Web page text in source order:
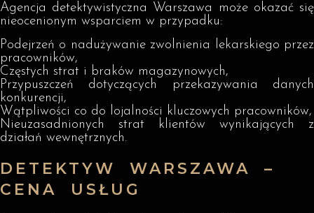
Agencja detektywistyczna Warszawa może okazać się
nieocenionym wsparciem w przypadku:
Podejrzeń o nadużywanie zwolnienia lekarskiego przez
pracowników,
Częstych strat i braków magazynowych,
Przypuszczeń dotyczących przekazywania danych
konkurencji,
Wątpliwości co do lojalności kluczowych pracowników,
Nieuzasadnionych strat klientów wynikających z
działań wewnętrznych.
DETEKTYW WARSZAWA –
CENA USŁUG